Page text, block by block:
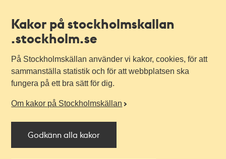
Kakor på stockholmskallan
.stockholm.se
På Stockholmskällan använder vi kakor, cookies, för att
sammanställa statistik och för att webbplatsen ska
fungera på ett bra sätt för dig.
Om kakor på Stockholmskällan
Godkänn alla kakor